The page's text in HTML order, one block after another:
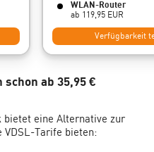
WLAN-Router
ab 119,95 EUR
Verfügbarkeit
ab 35,95 €
bietet eine Alternative zur
VDSL-Tarife bieten: